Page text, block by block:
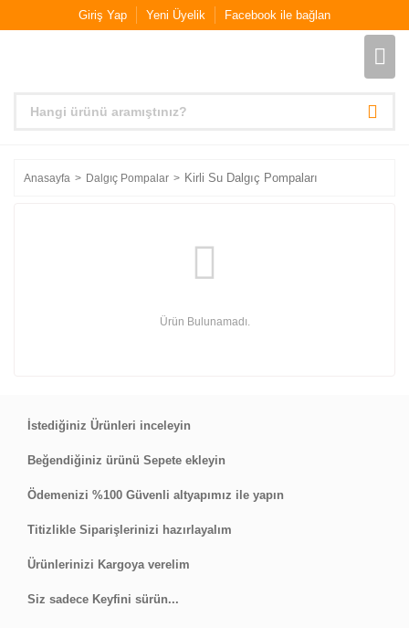
Giriş Yap Yeni Üyelik Facebook ile bağlan
Anasayfa Dalgıç Pompalar Kirli Su Dalgıç Pompaları
Ürün Bulunamadı.
İstediğiniz Ürünleri inceleyin
Beğendiğiniz ürünü Sepete ekleyin
Ödemenizi %100 Güvenli altyapımız ile yapın
Titizlikle Siparişlerinizi hazırlayalım
Ürünlerinizi Kargoya verelim
Siz sadece Keyfini sürün...